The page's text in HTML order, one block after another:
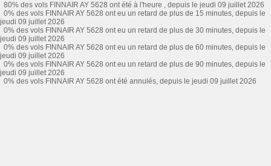
80% des vols FINNAIR AY 5628 ont été à l'heure , depuis le jeudi 09 juillet 2026
0% des vols FINNAIR AY 5628 ont eu un retard de plus de 15 minutes, depuis le
jeudi 09 juillet 2026
0% des vols FINNAIR AY 5628 ont eu un retard de plus de 30 minutes, depuis le
jeudi 09 juillet 2026
0% des vols FINNAIR AY 5628 ont eu un retard de plus de 60 minutes, depuis le
jeudi 09 juillet 2026
0% des vols FINNAIR AY 5628 ont eu un retard de plus de 90 minutes, depuis le
jeudi 09 juillet 2026
0% des vols FINNAIR AY 5628 ont été annulés, depuis le jeudi 09 juillet 2026